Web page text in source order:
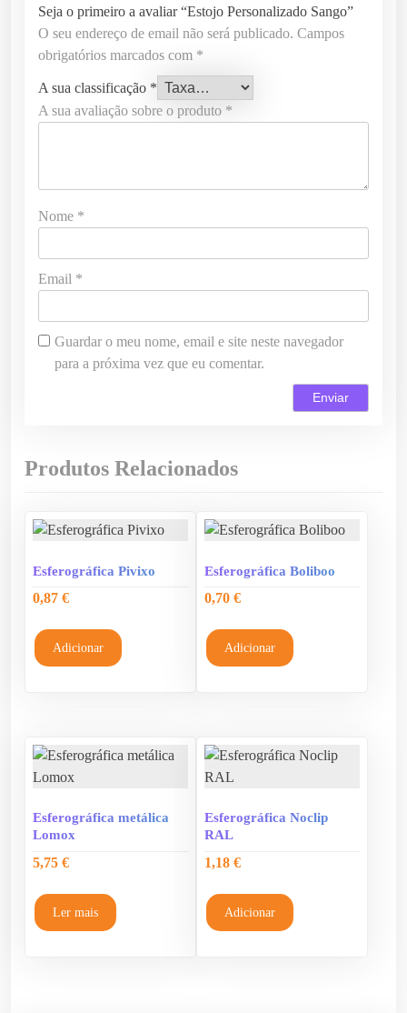
Seja o primeiro a avaliar “Estojo Personalizado Sango”
O seu endereço de email não será publicado. Campos
obrigatórios marcados com *
A sua classificação *
A sua avaliação sobre o produto *
Nome *
Email *
Guardar o meu nome, email e site neste navegador
para a próxima vez que eu comentar.
Produtos Relacionados
Esferográfica Pivixo
0,87 €
Adicionar
Esferográfica Boliboo
0,70€
Adicionar
Esferográfica metálica
Lomox
5,75 €
Ler mais
Esferográfica Noclip
RAL
1,18€
Adicionar